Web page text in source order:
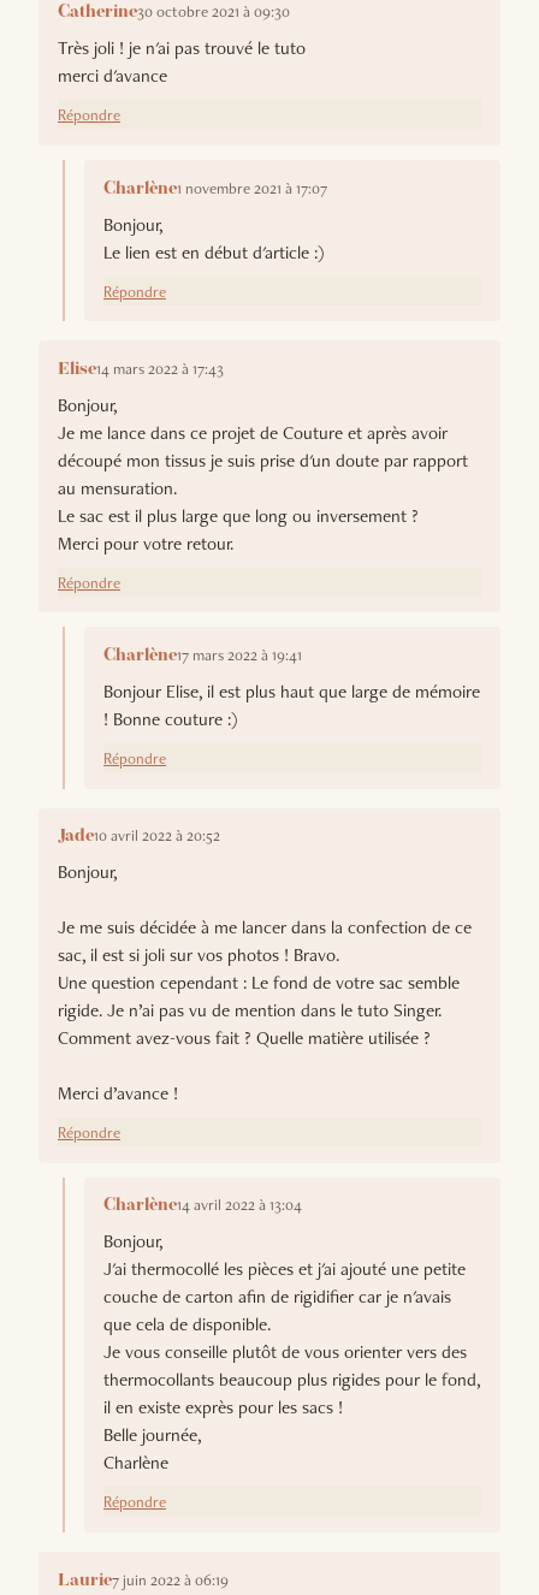
Catherine30 octobre 2021 à 09:30
Très joli ! je n'ai pas trouvé le tuto
merci d'avance
Répondre
Charlène1 novembre 2021 à 17:07
Bonjour,
Le lien est en début d'article :)
Répondre
Elise14 mars 2022 à 17:43
Bonjour,
Je me lance dans ce projet de Couture et après avoir
découpé mon tissus je suis prise d'un doute par rapport
au mensuration.
Le sac est il plus large que long ou inversement ?
Merci pour votre retour.
Répondre
Charlène17 mars 2022 à 19:41
Bonjour Elise, il est plus haut que large de mémoire
! Bonne couture :)
Répondre
Jade10 avril 2022 à 20:52
Bonjour,
Je me suis décidée à me lancer dans la confection de ce
sac, il est si joli sur vos photos ! Bravo.
Une question cependant : Le fond de votre sac semble
rigide. Je n’ai pas vu de mention dans le tuto Singer.
Comment avez-vous fait ? Quelle matière utilisée ?
Merci d’avance !
Répondre
Charlène14 avril 2022 à 13:04
Bonjour,
J'ai thermocollé les pièces et j'ai ajouté une petite
couche de carton afin de rigidifier car je n'avais
que cela de disponible.
Je vous conseille plutôt de vous orienter vers des
thermocollants beaucoup plus rigides pour le fond,
il en existe exprès pour les sacs !
Belle journée,
Charlène
Répondre
Laurie7 juin 2022 à 06:19